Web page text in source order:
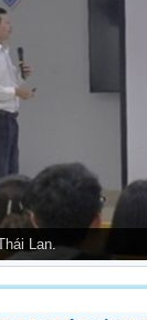
Lan.